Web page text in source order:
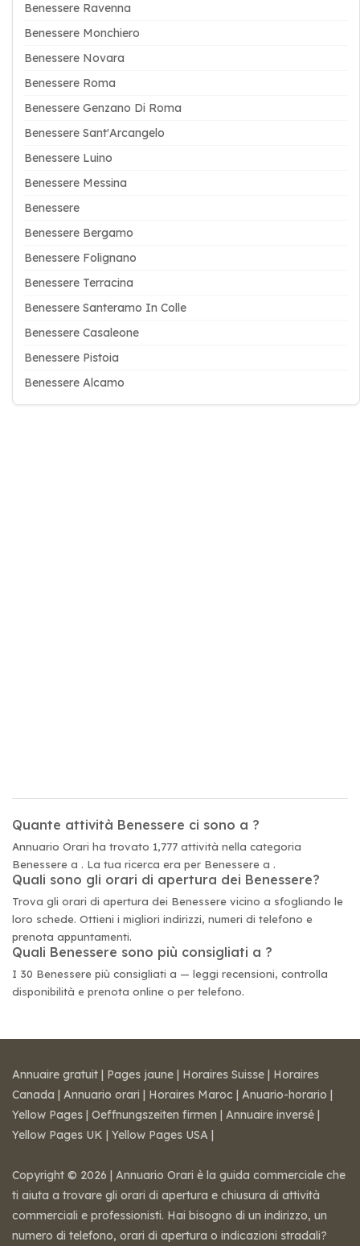
Benessere Ravenna
Benessere Monchiero
Benessere Novara
Benessere Roma
Benessere Genzano Di Roma
Benessere Sant'Arcangelo
Benessere Luino
Benessere Messina
Benessere
Benessere Bergamo
Benessere Folignano
Benessere Terracina
Benessere Santeramo In Colle
Benessere Casaleone
Benessere Pistoia
Benessere Alcamo
Quante attività Benessere ci sono a ?
Annuario Orari ha trovato 1,777 attività nella categoria
Benessere a . La tua ricerca era per Benessere a .
Quali sono gli orari di apertura dei Benessere?
Trova gli orari di apertura dei Benessere vicino a sfogliando le
loro schede. Ottieni i migliori indirizzi, numeri di telefono e
prenota appuntamenti.
Quali Benessere sono più consigliati a ?
I 30 Benessere più consigliati a — leggi recensioni, controlla
disponibilità e prenota online o per telefono.
Annuaire gratuit | Pages jaune | Horaires Suisse | Horaires
Canada | Annuario orari | Horaires Maroc | Anuario-horario |
Yellow Pages | Oeffnungszeiten firmen | Annuaire inversé |
Yellow Pages UK | Yellow Pages USA |
Copyright © 2026 | Annuario Orari è la guida commerciale che
ti aiuta a trovare gli orari di apertura e chiusura di attività
commerciali e professionisti. Hai bisogno di un indirizzo, un
numero di telefono, orari di apertura o indicazioni stradali?